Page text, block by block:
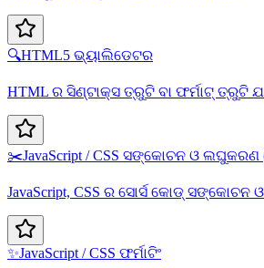
🔍HTML5 ଭ୍ୟାଲିଡେଟର
HTML ର ସିଣ୍ଟାକ୍ସ ତ୍ରୁଟି ବା ଫର୍ମାଟ୍ ତ୍ରୁଟି
✂️JavaScript / CSS ସଙ୍କୋଚନ ଓ ଲଘୁକରଣ
JavaScript, CSS ର ସୋର୍ସ କୋଡ୍ ସଙ୍କୋଚନ
✨JavaScript / CSS ଫର୍ମାଟିଂ